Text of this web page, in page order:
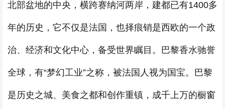
北部盆地的中央，横跨赛纳河两岸，建都已有1400多
年的历史，它不仅是法国，也择痕销是西欧的一个政
治、经济和文化中心，备受世界瞩目。巴黎香水驰誉
全球，有“梦幻工业”之称，被法国人视为国宝。巴黎
是历史之城、美食之都和创作重镇，成千上万的橱窗